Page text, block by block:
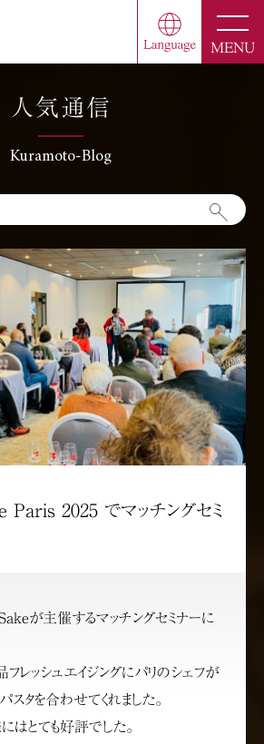
MENU
人気通信
Kuramoto-Blog
Paris 2025 でマッチングセミ
が主催するマッチングセミナーに
レッシュエイジングにパリのシェフが
スタを合わせてくれました。
はとても好評でした。